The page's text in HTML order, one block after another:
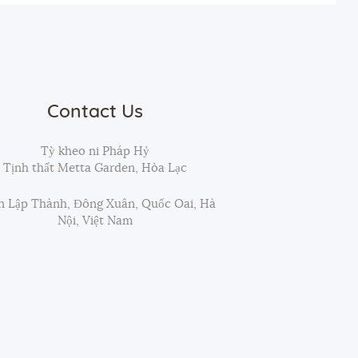
Contact Us
Tỳ kheo ni Pháp Hỷ
Tịnh thất Metta Garden, Hòa Lạc
Lập Thành, Đông Xuân, Quốc Oai, Hà
Nội, Việt Nam